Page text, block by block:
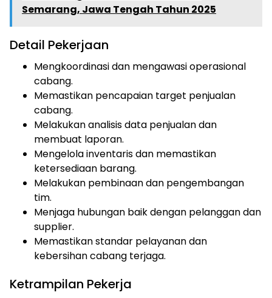
Semarang, Jawa Tengah Tahun 2025
Detail Pekerjaan
Mengkoordinasi dan mengawasi operasional
cabang.
Memastikan pencapaian target penjualan
cabang.
Melakukan analisis data penjualan dan
membuat laporan.
Mengelola inventaris dan memastikan
ketersediaan barang.
Melakukan pembinaan dan pengembangan
tim.
Menjaga hubungan baik dengan pelanggan dan
supplier.
Memastikan standar pelayanan dan
kebersihan cabang terjaga.
Ketrampilan Pekerja